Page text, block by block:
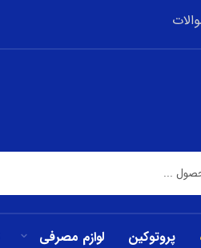
پروتوکین لوازم مصرفی